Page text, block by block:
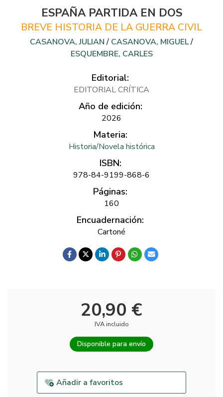
ESPAÑA PARTIDA EN DOS
BREVE HISTORIA DE LA GUERRA CIVIL
CASANOVA, JULIAN/ CASANOVA, MIGUEL/
ESQUEMBRE, CARLES
Editorial:
EDITORIAL CRÍTICA
Año de edición:
2026
Materia:
Historia/Novela histórica
ISBN:
978-84-9199-868-6
Páginas:
160
Encuadernación:
Cartoné
20,90 €
IVA incluido
Disponible para envío
Añadir a favoritos